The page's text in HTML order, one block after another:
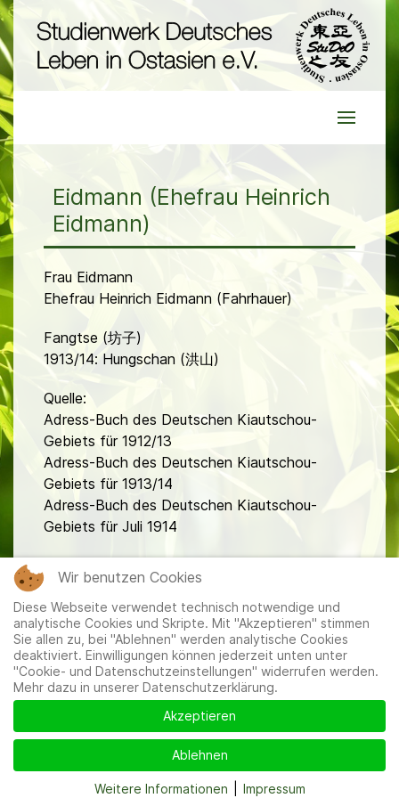
Eidmann (Ehefrau Heinrich
Eidmann)
Frau Eidmann
Ehefrau Heinrich Eidmann (Fahrhauer)
Fangtse (坊子)
1913/14: Hungschan (洪山)
Quelle:
Adress-Buch des Deutschen Kiautschou-
Gebiets für 1912/13
Adress-Buch des Deutschen Kiautschou-
Gebiets für 1913/14
Adress-Buch des Deutschen Kiautschou-
Gebiets für Juli 1914
Mitglieder|Impressum|Datenschutzerklärung|Cookie-
und Datenschutzeinstellungen
Wir benutzen Cookies
Diese Webseite verwendet technisch notwendige und
analytische Cookies und Skripte. Mit "Akzeptieren" stimmen
Sie allen zu, bei "Ablehnen" werden analytische Cookies
deaktiviert. Einwilligungen können jederzeit unten unter
"Cookie- und Datenschutzeinstellungen" widerrufen werden.
Mehr dazu in unserer Datenschutzerklärung.
Akzeptieren
Ablehnen
Weitere Informationen Impressum